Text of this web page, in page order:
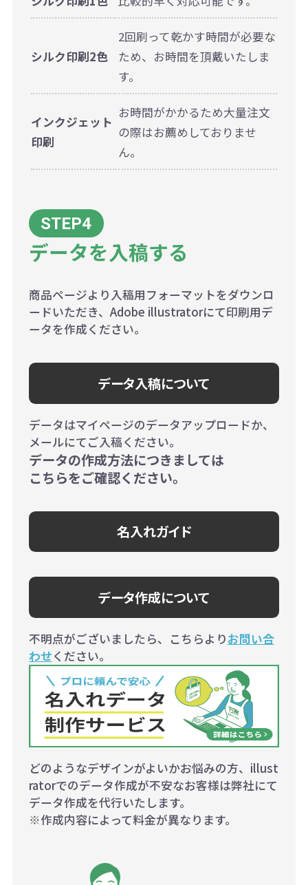
シルク印刷2色
2回刷って乾かす時間が必要な
ため、お時間を頂戴いたしま
す。
インクジェット
印刷
お時間がかかるため大量注文
の際はお薦めしておりませ
ん。
データを入稿する
商品ページより入稿用フォーマットをダウンロ
ードいただき、Adobe illustratorにて印刷用デ
ータを作成ください。
データ入稿について
データはマイページのデータアップロードか、
メールにてご入稿ください。
データの作成方法につきましては
こちらをご確認ください。
名入れガイド
データ作成について
不明点がございましたら、こちらよりお問い合
わせください。
どのようなデザインがよいかお悩みの方、illust
ratorでのデータ作成が不安なお客様は弊社にて
データ作成を代行いたします。
※作成内容によって料金が異なります。